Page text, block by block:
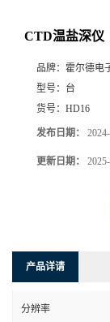
CTD温盐深仪
品牌： 霍尔德电
型号： 台
货号： HD16
发布日期：
更新日期：
产品详请
分辨率